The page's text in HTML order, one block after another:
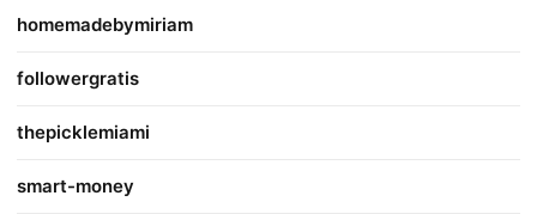
homemadebymiriam
followergratis
thepicklemiami
smart-money